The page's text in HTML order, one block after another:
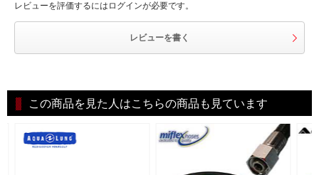
レビューを評価するにはログインが必要です。
レビューを書く
この商品を見た人はこちらの商品も見ています